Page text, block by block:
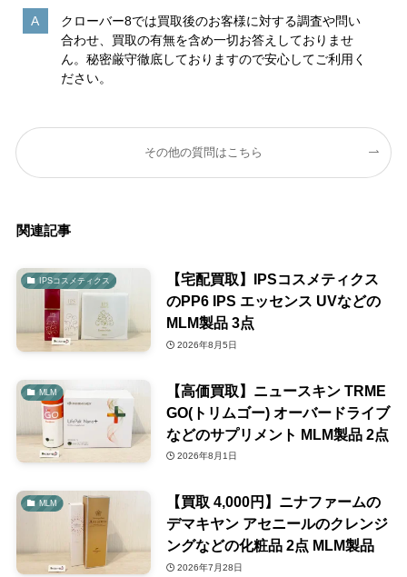
クローバー8では買取後のお客様に対する調査や問い
合わせ、買取の有無を含め一切お答えしておりませ
ん。秘密厳守徹底しておりますので安心してご利用く
ださい。
その他の質問はこちら
関連記事
IPSコスメティクス
【宅配買取】IPSコスメティクス
のPP6 IPS エッセンス UVなどの
MLM製品 3点
2026年8月5日
MLM
【高価買取】ニュースキン TRME
GO(トリムゴー) オーバードライブ
などのサプリメント MLM製品 2点
2026年8月1日
MLM
【買取 4,000円】ニナファームの
デマキヤン アセニールのクレンジ
ングなどの化粧品 2点 MLM製品
2026年7月28日